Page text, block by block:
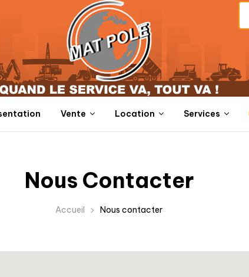
Vente Location Services
Nous Contacter
Accueil Nous contacter